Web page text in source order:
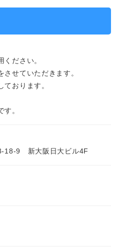
ください。
せていただきます。
おります。
。
18-9 新大阪日大ビル4F